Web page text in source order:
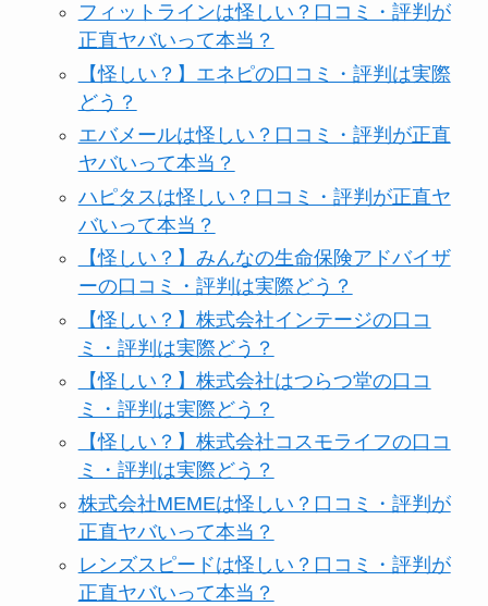
フィットラインは怪しい？口コミ・評判が
正直ヤバいって本当？
【怪しい？】エネピの口コミ・評判は実際
どう？
エバメールは怪しい？口コミ・評判が正直
ヤバいって本当？
ハピタスは怪しい？口コミ・評判が正直ヤ
バいって本当？
【怪しい？】みんなの生命保険アドバイザ
ーの口コミ・評判は実際どう？
【怪しい？】株式会社インテージの口コ
ミ・評判は実際どう？
【怪しい？】株式会社はつらつ堂の口コ
ミ・評判は実際どう？
【怪しい？】株式会社コスモライフの口コ
ミ・評判は実際どう？
株式会社MEMEは怪しい？口コミ・評判が
正直ヤバいって本当？
レンズスピードは怪しい？口コミ・評判が
正直ヤバいって本当？